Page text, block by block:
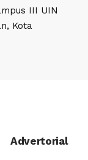
III UIN
Kota
Advertorial